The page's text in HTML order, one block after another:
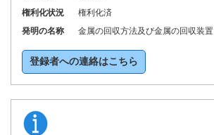
権利化状況
権利化済
発明の名称
金属の回収方法及び金属の回収装置
登録者への連絡はこちら